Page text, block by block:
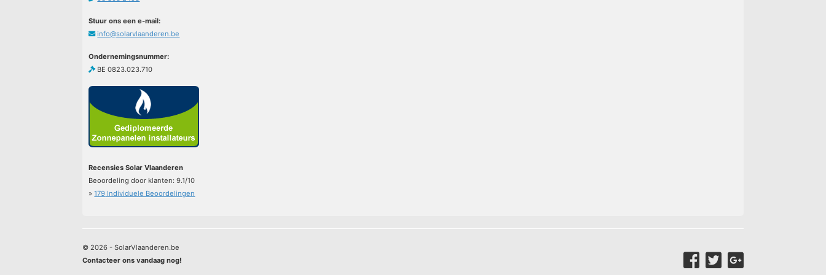
Stuur ons een e-mail:
info@solarvlaanderen.be
Ondernemingsnummer:
BE 0823.023.710
Recensies Solar Vlaanderen
Beoordeling door klanten:9.1/10
»179 Individuele Beoordelingen
© 2026 - SolarVlaanderen.be
Contacteer ons vandaag nog!